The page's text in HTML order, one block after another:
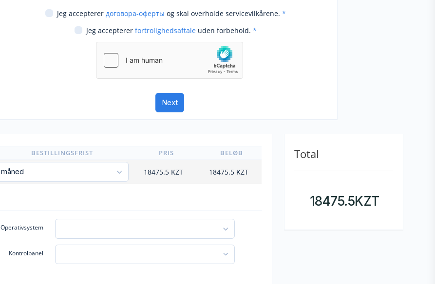
Jeg accepterer договора-оферты og skal overholde servicevilkårene. *
Jeg accepterer fortrolighedsaftale uden forbehold. *
BESTILLINGSFRIST PRIS BELØB
18475.5 KZT 18475.5 KZT
Operativsystem
Kontrolpanel
Total
18475.5KZT